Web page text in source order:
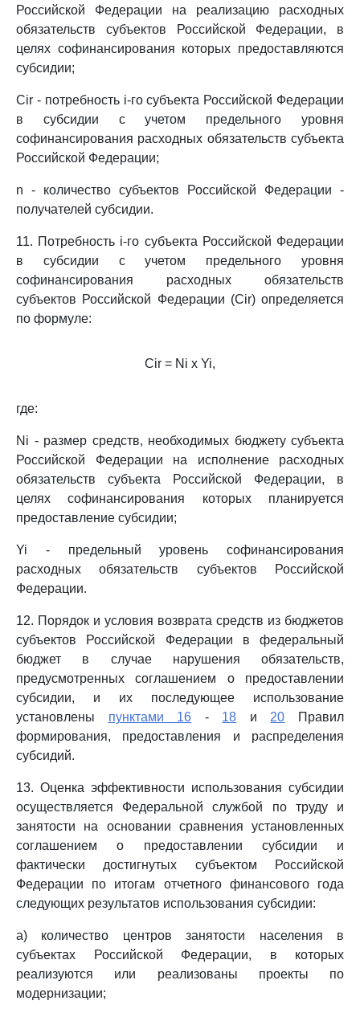
Российской Федерации на реализацию расходных
обязательств субъектов Российской Федерации, в
целях софинансирования которых предоставляются
субсидии;
Cir - потребность i-го субъекта Российской Федерации
в субсидии с учетом предельного уровня
софинансирования расходных обязательств субъекта
Российской Федерации;
n - количество субъектов Российской Федерации -
получателей субсидии.
11. Потребность i-го субъекта Российской Федерации
в субсидии с учетом предельного уровня
софинансирования расходных обязательств
субъектов Российской Федерации (Cir) определяется
по формуле:
Cir = Ni x Yi,
где:
Ni - размер средств, необходимых бюджету субъекта
Российской Федерации на исполнение расходных
обязательств субъекта Российской Федерации, в
целях софинансирования которых планируется
предоставление субсидии;
Yi - предельный уровень софинансирования
расходных обязательств субъектов Российской
Федерации.
12. Порядок и условия возврата средств из бюджетов
субъектов Российской Федерации в федеральный
бюджет в случае нарушения обязательств,
предусмотренных соглашением о предоставлении
субсидии, и их последующее использование
установлены пунктами 16 - 18 и 20 Правил
формирования, предоставления и распределения
субсидий.
13. Оценка эффективности использования субсидии
осуществляется Федеральной службой по труду и
занятости на основании сравнения установленных
соглашением о предоставлении субсидии и
фактически достигнутых субъектом Российской
Федерации по итогам отчетного финансового года
следующих результатов использования субсидии:
а) количество центров занятости населения в
субъектах Российской Федерации, в которых
реализуются или реализованы проекты по
модернизации;